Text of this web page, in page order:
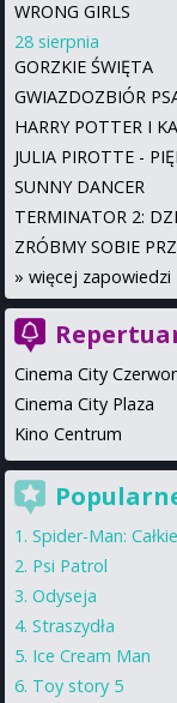
WRONG GIRLS
28 sierpnia
GORZKIE ŚWIĘTA
GWIAZDOZBIÓR
HARRY POTTER I
JULIA PIROTTE -
SUNNY DANCER
TERMINATOR 2:
ZRÓBMY SOBIE
» więcej zapowiedzi
Cinema City
Cinema City Plaza
Kino Centrum
Spider-Man:
Psi Patrol
Odyseja
Straszydła
Ice Cream Man
Toy story 5